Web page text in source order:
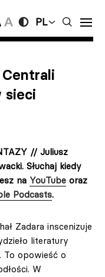
PL
sieci
// Juliusz
Słuchaj kiedy
na YouTube oraz
Podcasts.
Zadara inscenizuje
literatury
To opowieść o
W